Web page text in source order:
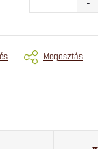
Megosztás